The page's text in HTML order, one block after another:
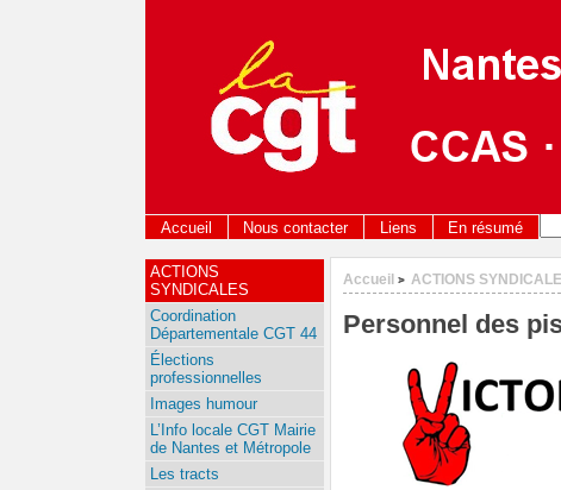
Accueil Nous contacter Liens En résumé
Accueil > ACTIONS
Personnel des
ACTIONS
SYNDICALES
Coordination
Départementale CGT 44
Élections
professionnelles
Images humour
L’Info locale CGT Mairie
de Nantes et Métropole
Les tracts